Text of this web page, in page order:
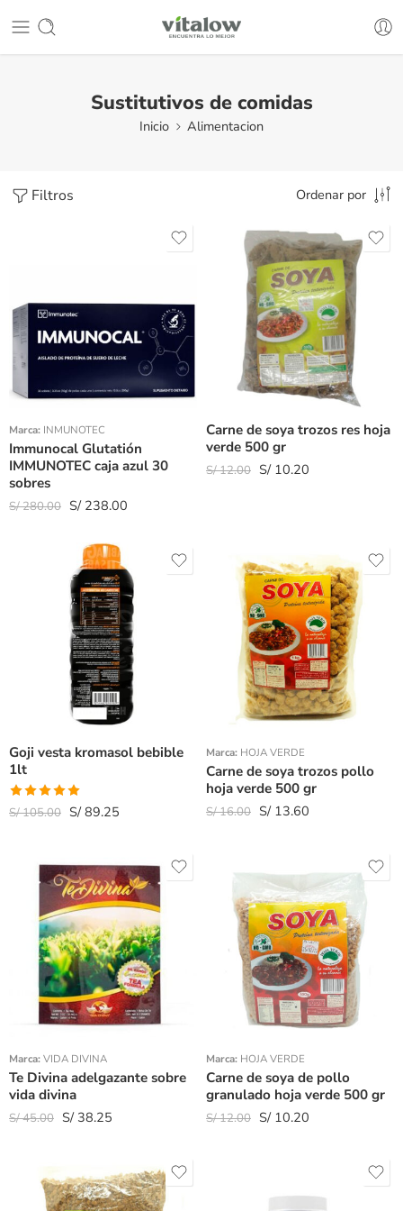
Sustitutivos de comidas
Inicio Alimentacion
Filtros Ordenar por
Marca: INMUNOTEC
Immunocal Glutatión
IMMUNOTEC caja azul 30
sobres
S/280.00 S/238.00
Carne de soya trozos res hoja
verde 500 gr
S/12.00 S/10.20
Goji vesta kromasol bebible
1lt
Valorado
S/105.00 S/89.25
Marca: HOJA VERDE
Carne de soya trozos pollo
hoja verde 500 gr
S/16.00 S/13.60
Marca:VIDA DIVINA
Te Divina adelgazante sobre
vida divina
S/45.00 S/38.25
Marca: HOJA VERDE
Carne de soya de pollo
granulado hoja verde 500 gr
S/12.00 S/10.20